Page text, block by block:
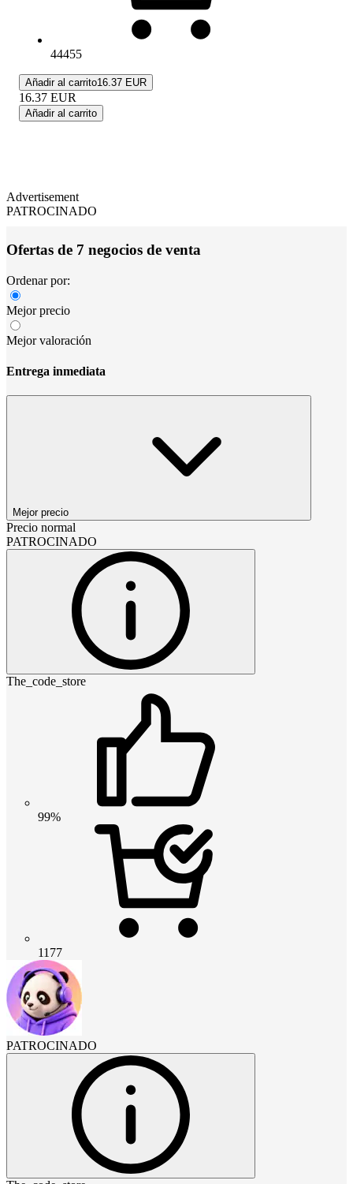
44455
Añadir al carrito16.37 EUR
16.37 EUR
Añadir al carrito
Advertisement
PATROCINADO
Ofertas de 7 negocios de venta
Ordenar por:
Mejor precio
Mejor valoración
Entrega inmediata
Mejor precio
Precio normal
PATROCINADO
The_code_store
99%
1177
PATROCINADO